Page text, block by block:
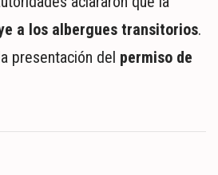
a los albergues transitorios.
presentación del permiso de